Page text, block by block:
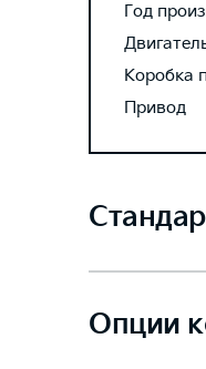
Год
Коробка
Привод
Опции